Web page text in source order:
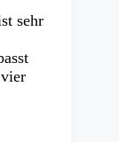
sehr